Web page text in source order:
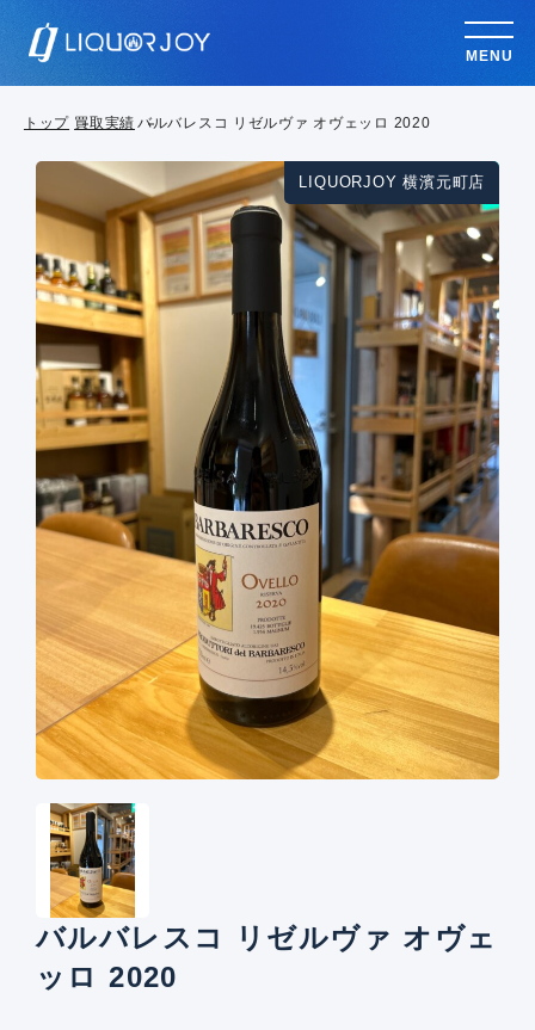
MENU
トップ 買取実績 バルバレスコ リゼルヴァ オヴェッロ 2020
LIQUORJOY 横濱元町店
バルバレスコ リゼルヴァ オヴェ
ッロ 2020